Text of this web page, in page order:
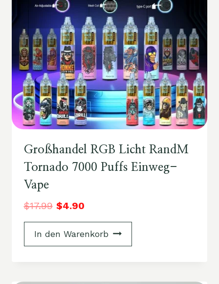
Großhandel RGB Licht RandM
Tornado 7000 Puffs Einweg-
Vape
$17.99 $4.90
In den Warenkorb